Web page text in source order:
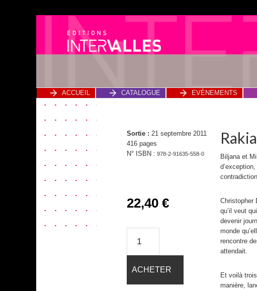
ACCUEIL CATALOGUE EVÈNEMENTS
Sortie : 21 septembre 2011
416 pages
N° ISBN : 978-2-91635-558-0
22,40 €
ACHETER
Rakia
Biljana et
Christopher
qu’il veut
devenir
monde
rencontre
attendait.
Et voilà
manière,